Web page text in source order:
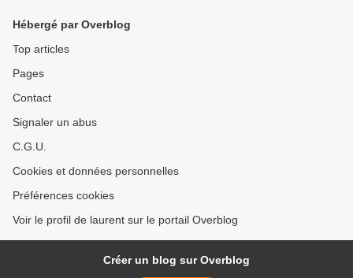
Hébergé par Overblog
Top articles
Pages
Contact
Signaler un abus
C.G.U.
Cookies et données personnelles
Préférences cookies
Voir le profil de laurent sur le portail Overblog
Créer un blog sur Overblog